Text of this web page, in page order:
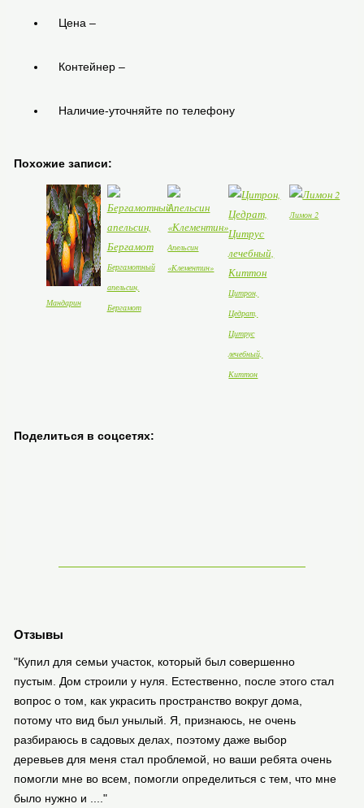
Цена –
Контейнер –
Наличие-уточняйте по телефону
Похожие записи:
Мандарин
Бергамотный
апельсин,
Бергамот
Апельсин
«Клементин»
Цитрон,
Цедрат,
Цитрус
лечебный,
Киттон
Лимон 2
Поделиться в соцсетях:
Отзывы
"Купил для семьи участок, который был совершенно
пустым. Дом строили у нуля. Естественно, после этого стал
вопрос о том, как украсить пространство вокруг дома,
потому что вид был унылый. Я, признаюсь, не очень
разбираюсь в садовых делах, поэтому даже выбор
деревьев для меня стал проблемой, но ваши ребята очень
помогли мне во всем, помогли определиться с тем, что мне
было нужно и ...."